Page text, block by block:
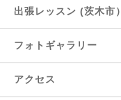
出張レッスン (茨木市）
フォトギャラリー
アクセス